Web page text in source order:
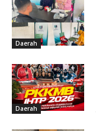
Daerah
Daerah